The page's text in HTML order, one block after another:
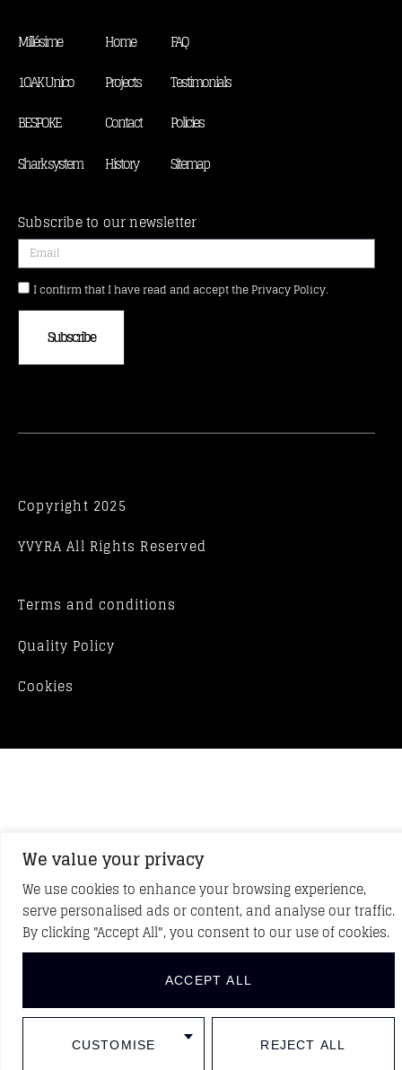
We value your privacy
We use cookies to enhance your browsing experience,
serve personalised ads or content, and analyse our traffic.
By clicking "Accept All", you consent to our use of cookies.
CUSTOMISE REJECT ALL
ACCEPT ALL
Millésime
1OAK Unico
BESPOKE
Shark system
Home
Projects
Contact
History
FAQ
Testimonials
Policies
Sitemap
Subscribe to our newsletter
I confirm that I have read and accept the Privacy Policy.
Subscribe
Copyright 2025
YVYRA All Rights Reserved
Terms and conditions
Quality Policy
Cookies